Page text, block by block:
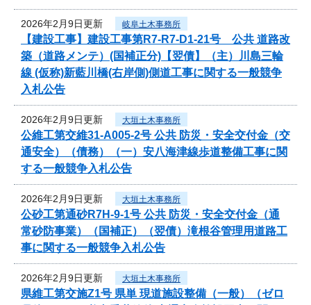
2026年2月9日更新 岐阜土木事務所
【建設工事】建設工事第R7-R7-D1-21号 公共 道路改
築（道路メンテ）(国補正分)【翌債】（主）川島三輪
線 (仮称)新藍川橋(右岸側)側道工事に関する一般競争
入札公告
2026年2月9日更新 大垣土木事務所
公維工第交維31-A005-2号 公共 防災・安全交付金（交
通安全）（債務）（一）安八海津線歩道整備工事に関
する一般競争入札公告
2026年2月9日更新 大垣土木事務所
公砂工第通砂R7H-9-1号 公共 防災・安全交付金（通
常砂防事業）（国補正）（翌債）滝根谷管理用道路工
事に関する一般競争入札公告
2026年2月9日更新 大垣土木事務所
県維工第交施Z1号 県単 現道施設整備（一般）（ゼロ